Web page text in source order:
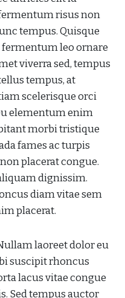
risus non
tempus. Quisque
fermentum leo ornare
viverra sed, tempus
tempus, at
scelerisque orci
elementum enim
morbi tristique
fames ac turpis
placerat congue.
dignissim.
diam vitae sem
placerat.
laoreet dolor eu
suscipit rhoncus
lacus vitae congue
Sed tempus auctor